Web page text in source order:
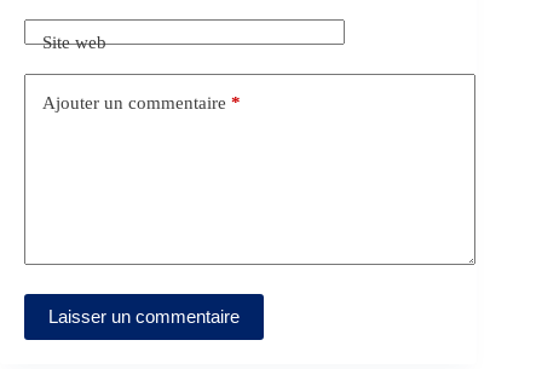
Site web
Ajouter un commentaire *
Laisser un commentaire